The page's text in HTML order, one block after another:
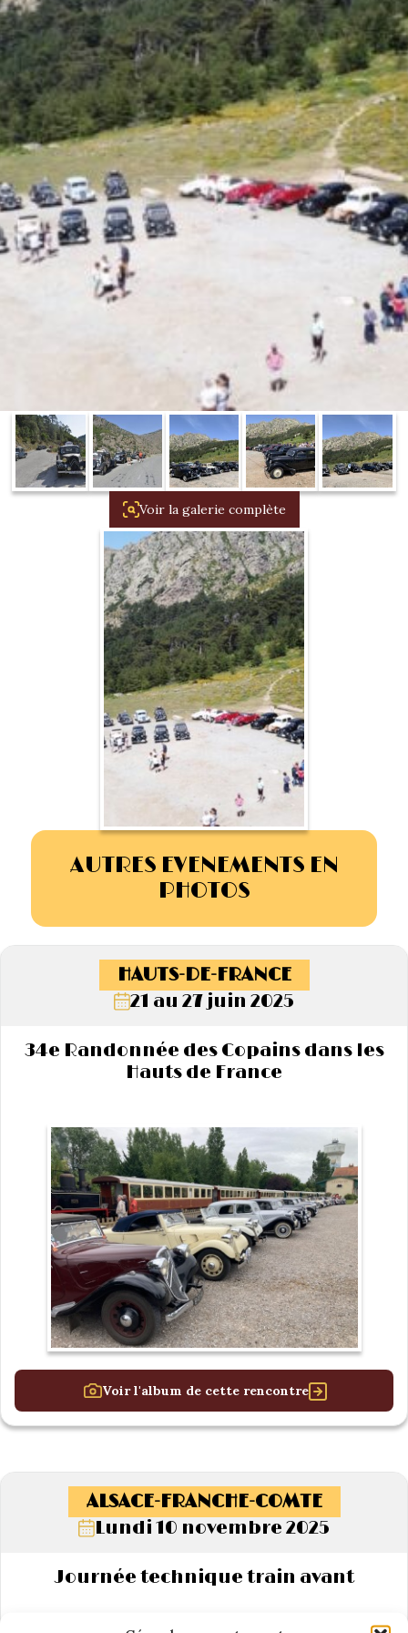
Notre local
La Boutique
Les pièces
L’assurance
Liens
La Revue
Les salons
La traction
La Traction des
membres
Bibliographie
Présentation 15 six
Evolution 7 et 11 -
1934/1941
Evolution 11 –
1945/1952
Evolution 11 –
1952/1957
La 15/6 G –
1938/1947
La 15/6 D –
1947/1955
La 15/6 H –
1954/1956
Voir la galerie complète
AUTRES EVENEMENTS EN
PHOTOS
HAUTS-DE-FRANCE
21 au 27 juin 2025
34e Randonnée des Copains dans les
Hauts de France
Voir l'album de cette rencontre
ALSACE-FRANCHE-COMTE
Lundi 10 novembre 2025
Journée technique train avant